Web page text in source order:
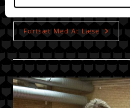
Fortsæt Med At Læse